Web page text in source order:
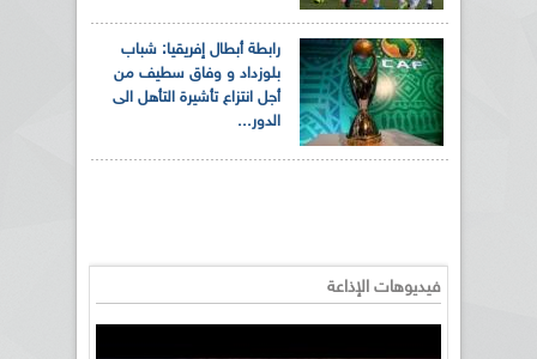
رابطة أبطال إفريقيا: شباب
بلوزداد و وفاق سطيف من
أجل انتزاع تأشيرة التأهل الى
الدور...
فيديوهات الإذاعة